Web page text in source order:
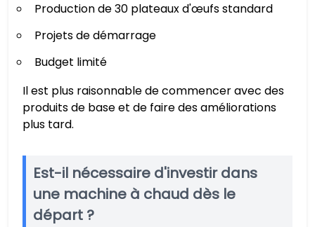
Production de 30 plateaux d'œufs standard
Projets de démarrage
Budget limité
Il est plus raisonnable de commencer avec des
produits de base et de faire des améliorations
plus tard.
Est-il nécessaire d'investir dans
une machine à chaud dès le
départ ?